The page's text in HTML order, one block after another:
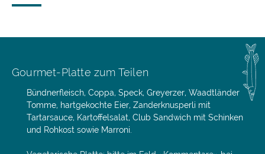
Gourmet-Platte zum Teilen
Bündnerfleisch, Coppa, Speck, Greyerzer, Waadtländer
Tomme, hartgekochte Eier, Zanderknusperli mit
Tartarsauce, Kartoffelsalat, Club Sandwich mit Schinken
und Rohkost sowie Marroni.